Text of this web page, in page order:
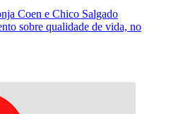
Coen e Chico Salgado
sobre qualidade de vida, no